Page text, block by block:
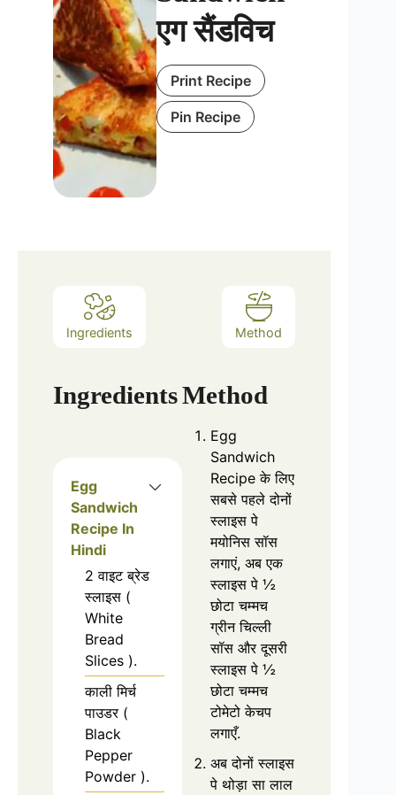
एग सैंडविच
Print Recipe
Pin Recipe
Ingredients Method
Ingredients
Egg
Sandwich
Recipe In
Hindi
2 वाइट ब्रेड
स्लाइस (
White
Bread
Slices ).
काली मिर्च
पाउडर (
Black
Pepper
Powder ).
Method
Egg
Sandwich
Recipe के लिए
सबसे पहले दोनों
स्लाइस पे
मयोनिस सॉस
लगाएं, अब एक
स्लाइस पे ½
छोटा चम्मच
ग्रीन चिल्ली
सॉस और दूसरी
स्लाइस पे ½
छोटा चम्मच
टोमेटो केचप
लगाएँ.
अब दोनों स्लाइस
पे थोड़ा सा लाल